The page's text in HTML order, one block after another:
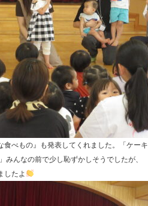
食べもの』も発表してくれました。「ケーキ
」みんなの前で少し恥ずかしそうでしたが、
したよ